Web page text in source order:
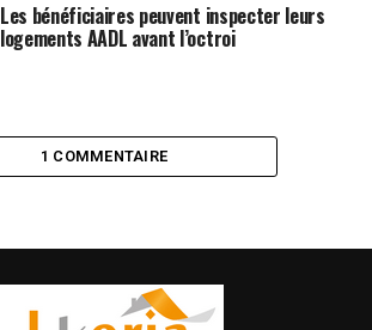
Les bénéficiaires peuvent inspecter leurs
logements AADL avant l’octroi
1 COMMENTAIRE